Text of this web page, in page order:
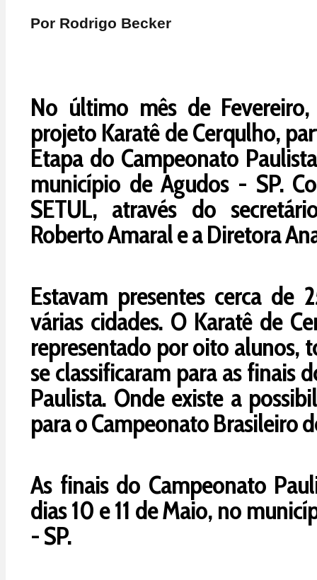
Por Rodrigo Becker
No último mês de
projeto Karatê de Cerqulho,
Etapa do Campeonato
município de Agudos - SP.
SETUL, através do
Roberto Amaral e a Diretora
Estavam presentes cerca de
várias cidades. O Karatê de
representado por oito alunos,
se classificaram para as finais
Paulista. Onde existe a
para o Campeonato Brasileiro
As finais do Campeonato
dias 10 e 11 de Maio, no
- SP.